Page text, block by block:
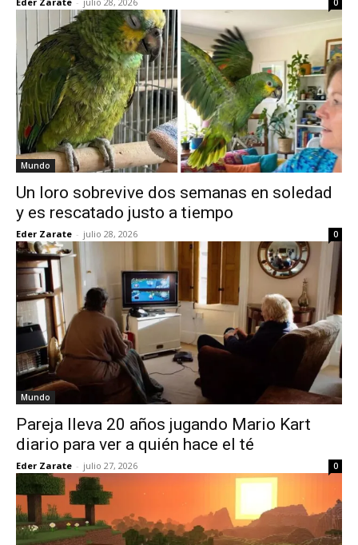
Mundo
Un loro sobrevive dos semanas en soledad
y es rescatado justo a tiempo
Eder Zarate - julio 28, 2026 0
Mundo
Pareja lleva 20 años jugando Mario Kart
diario para ver a quién hace el té
Eder Zarate - julio 27, 2026 0